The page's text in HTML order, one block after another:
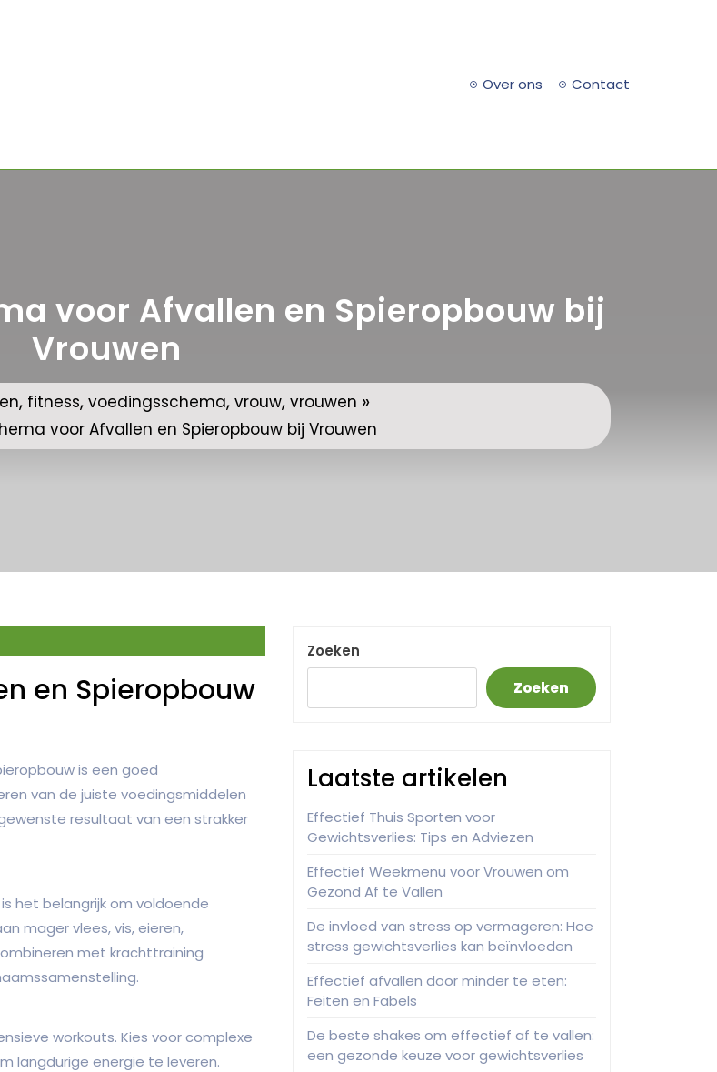
Over ons Contact
voor Afvallen en Spieropbouw bij
Vrouwen
, fitness, voedingsschema, vrouw, vrouwen »
voor Afvallen en Spieropbouw bij Vrouwen
en Spieropbouw
is een goed
van de juiste voedingsmiddelen
resultaat van een strakker
het belangrijk om voldoende
mager vlees, vis, eieren,
met krachttraining
workouts. Kies voor complexe
langdurige energie te leveren.
Zoeken
Zoeken
Laatste artikelen
Effectief Thuis Sporten voor
Gewichtsverlies: Tips en Adviezen
Effectief Weekmenu voor Vrouwen om
Gezond Af te Vallen
De invloed van stress op vermageren: Hoe
stress gewichtsverlies kan beïnvloeden
Effectief afvallen door minder te eten:
Feiten en Fabels
De beste shakes om effectief af te vallen:
een gezonde keuze voor gewichtsverlies